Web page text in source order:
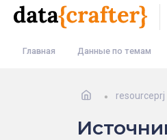
Главная Данные по темам
resourceprj